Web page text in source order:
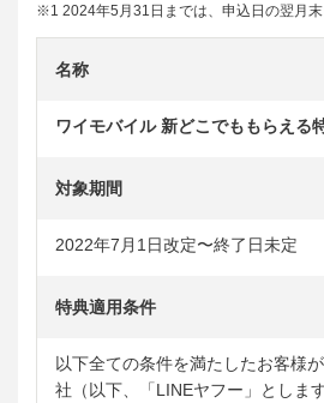
※1 2024年5月31日までは、申込日の翌月
名称
ワイモバイル 新どこでももらえる
対象期間
2022年7月1日改定〜終了日未定
特典適用条件
以下全ての条件を満たしたお客様
社（以下、「LINEヤフー」としま